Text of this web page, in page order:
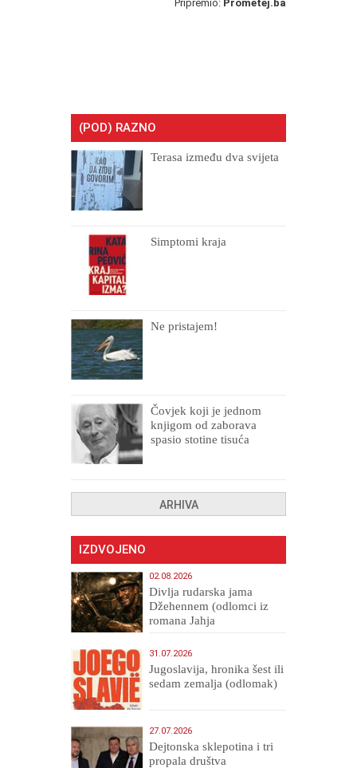
Pripremio: Prometej.ba
(POD) RAZNO
Terasa između dva svijeta
Simptomi kraja
Ne pristajem!
Čovjek koji je jednom
knjigom od zaborava
spasio stotine tisuća
ARHIVA
IZDVOJENO
02.08.2026
Divlja rudarska jama
Džehennem (odlomci iz
romana Jahja
31.07.2026
Jugoslavija, hronika šest ili
sedam zemalja (odlomak)
27.07.2026
Dejtonska sklepotina i tri
propala društva